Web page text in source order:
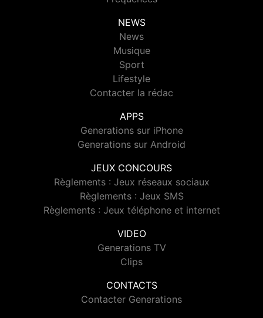
NEWS
News
Musique
Sport
Lifestyle
Contacter la rédac
APPS
Generations sur iPhone
Generations sur Android
JEUX CONCOURS
Règlements : Jeux réseaux sociaux
Règlements : Jeux SMS
Règlements : Jeux téléphone et internet
VIDEO
Generations TV
Clips
CONTACTS
Contacter Generations